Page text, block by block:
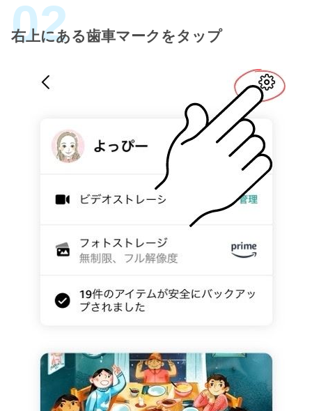
右上にある歯車マークをタップ